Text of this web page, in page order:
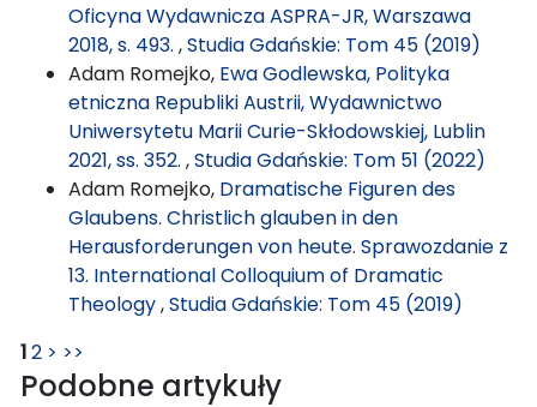
Oficyna Wydawnicza ASPRA-JR, Warszawa
2018, s. 493. ,Studia Gdańskie: Tom 45 (2019)
Adam Romejko, Ewa Godlewska, Polityka
etniczna Republiki Austrii, Wydawnictwo
Uniwersytetu Marii Curie-Skłodowskiej, Lublin
2021, ss. 352. ,Studia Gdańskie: Tom 51 (2022)
Adam Romejko, Dramatische Figuren des
Glaubens. Christlich glauben in den
Herausforderungen von heute. Sprawozdanie z
13. International Colloquium of Dramatic
Theology,Studia Gdańskie: Tom 45 (2019)
12 > >>
Podobne artykuły